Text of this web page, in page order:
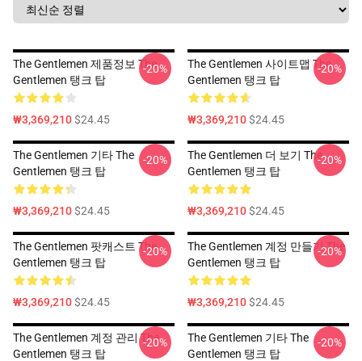
The Gentlemen 제품정보 The
Gentlemen 탱크 탑
₩3,369,210$24.45
-20%
The Gentlemen 사이트맵 The
Gentlemen 탱크 탑
₩3,369,210$24.45
-20%
The Gentlemen 기타 The
Gentlemen 탱크 탑
₩3,369,210$24.45
-20%
The Gentlemen 더 보기 The
Gentlemen 탱크 탑
₩3,369,210$24.45
-20%
The Gentlemen 팟캐스트 The
Gentlemen 탱크 탑
₩3,369,210$24.45
-20%
The Gentlemen 계정 만들기 The
Gentlemen 탱크 탑
₩3,369,210$24.45
-20%
The Gentlemen 계정 관리 The
Gentlemen 탱크 탑
-20%
The Gentlemen 기타 The
Gentlemen 탱크 탑
-20%